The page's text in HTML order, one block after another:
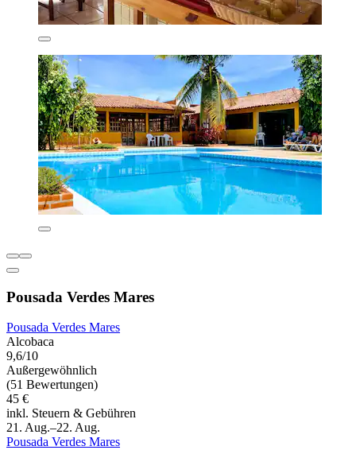
Pousada Verdes Mares
Pousada Verdes Mares
Alcobaca
9,6/10
Außergewöhnlich
(51 Bewertungen)
45 €
inkl. Steuern & Gebühren
21. Aug.–22. Aug.
Pousada Verdes Mares